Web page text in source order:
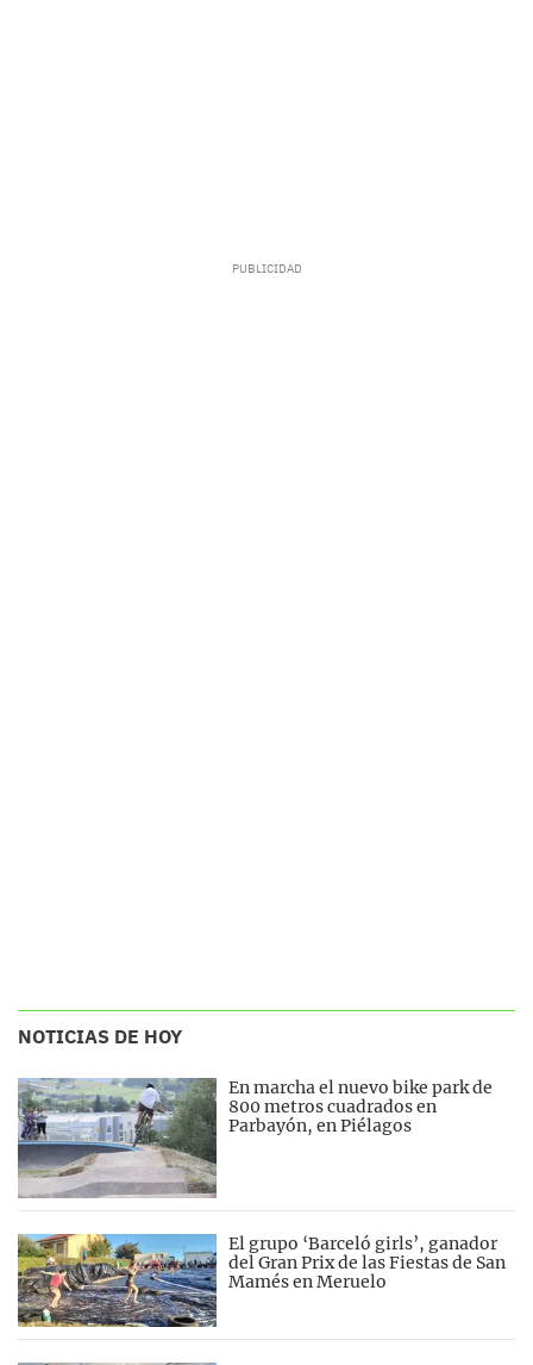
NOTICIAS DE HOY
En marcha el nuevo bike park de
800 metros cuadrados en
Parbayón, en Piélagos
El grupo ‘Barceló girls’, ganador
del Gran Prix de las Fiestas de San
Mamés en Meruelo